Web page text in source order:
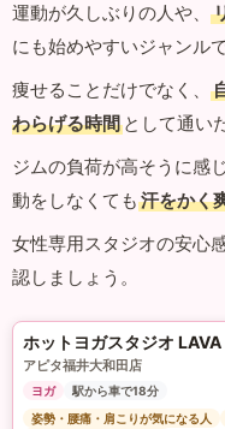
運動が久しぶりの人や、
にも始めやすいジャンルで
痩せることだけでなく、
わらげる時間 として通い
ジムの負荷が高そうに感
動をしなくても 汗をかく
女性専用スタジオの安心
認しましょう。
ホットヨガスタジオ LAVA
アピタ福井大和田店
ヨガ
駅から車で18分
姿勢・腰痛・肩こりが気になる人